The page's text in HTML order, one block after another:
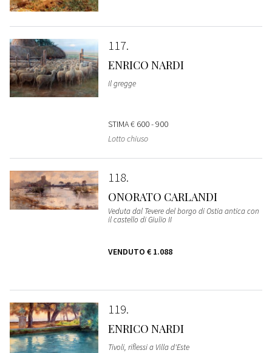
117
ENRICO NARDI
Il gregge
STIMA€ 600 - 900
Lotto chiuso
118
ONORATO CARLANDI
Veduta dal Tevere del borgo di Ostia antica con
il castello di Giulio II
VENDUTO € 1.088
119
ENRICO NARDI
Tivoli, riflessi a Villa d'Este